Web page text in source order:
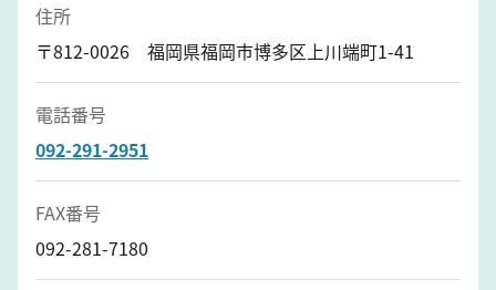
住所
〒812-0026 福岡県福岡市博多区上川端町1-41
電話番号
092-291-2951
FAX番号
092-281-7180